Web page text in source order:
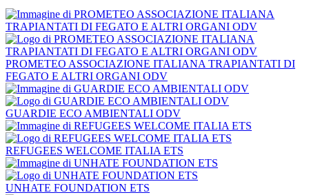
PROMETEO ASSOCIAZIONE ITALIANA TRAPIANTATI DI
FEGATO E ALTRI ORGANI ODV
GUARDIE ECO AMBIENTALI ODV
REFUGEES WELCOME ITALIA ETS
UNHATE FOUNDATION ETS